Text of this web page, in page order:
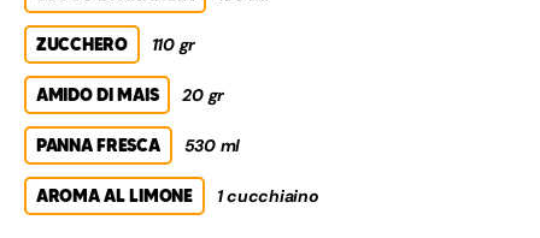
ZUCCHERO 110 gr
AMIDO DI MAIS 20 gr
PANNA FRESCA 530 ml
AROMA AL LIMONE 1 cucchiaino